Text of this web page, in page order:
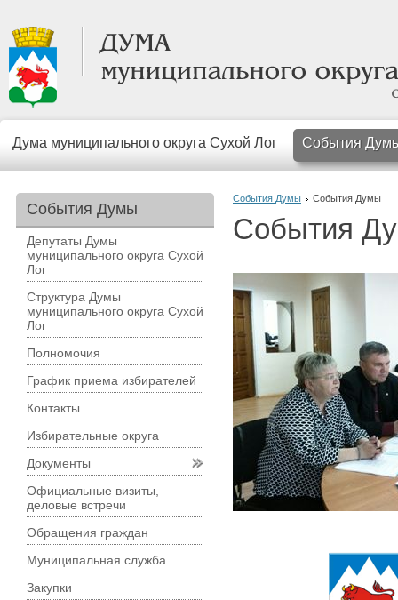
Дума муниципального округа Сухой Лог События
События Думы События Думы
События
События Думы
Депутаты Думы
муниципального округа Сухой
Лог
Структура Думы
муниципального округа Сухой
Лог
Полномочия
График приема избирателей
Контакты
Избирательные округа
Документы
Официальные визиты,
деловые встречи
Обращения граждан
Муниципальная служба
Закупки